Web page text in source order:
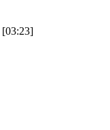
[03:23]